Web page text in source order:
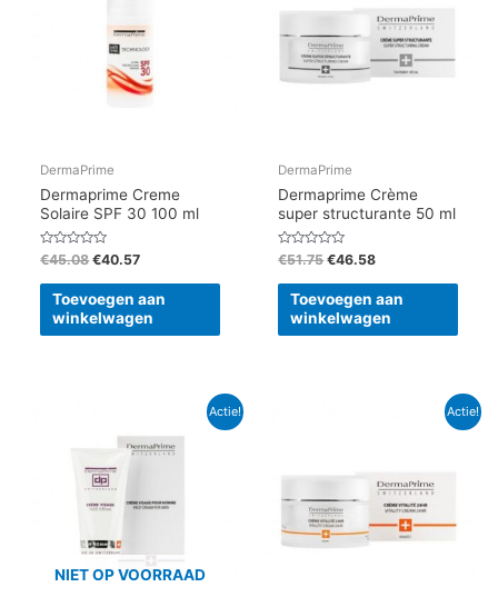
DermaPrime
Dermaprime Creme
Solaire SPF 30 100 ml
Gewaardeerd
0
uit
€45.08 €40.57
Toevoegen aan
winkelwagen
DermaPrime
Dermaprime Crème
super structurante 50 ml
Gewaardeerd
0
uit
€51.75 €46.58
Toevoegen aan
winkelwagen
Actie!
NIET OP VOORRAAD
€38.40.
is:
€30.72.
Actie!